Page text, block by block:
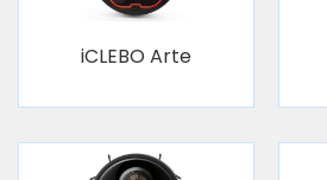
iCLEBO Arte